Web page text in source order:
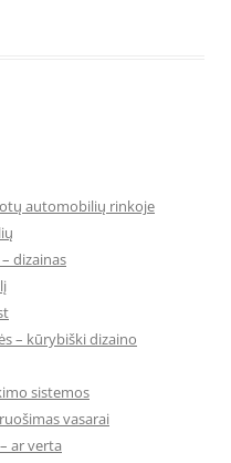
automobilių rinkoje
dizainas
– kūrybiški dizaino
sistemos
vasarai
ar verta